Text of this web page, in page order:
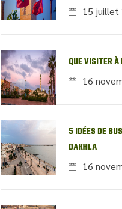
L’IMMOBILIER
15 juillet
QUE VISITER
16
5 IDÉES DE
DAKHLA
16